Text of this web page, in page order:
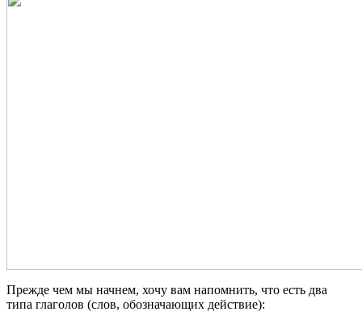
Прежде чем мы начнем, хочу вам напомнить, что есть два
типа глаголов (слов, обозначающих действие):